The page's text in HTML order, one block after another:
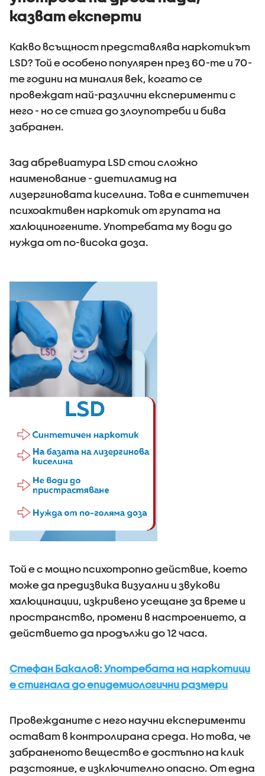
казват експерти
Какво всъщност представлява наркотикът
LSD? Той е особено популярен през 60-те и 70-
те години на миналия век, когато се
провеждат най-различни експерименти с
него - но се стига до злоупотреби и бива
забранен.
Зад абревиатура LSD стои сложно
наименование - диетиламид на
лизергиновата киселина. Това е синтетичен
психоактивен наркотик от групата на
халюциногените. Употребата му води до
нужда от по-висока доза.
Той е с мощно психотропно действие, което
може да предизвика визуални и звукови
халюцинации, изкривено усещане за време и
пространство, промени в настроението, а
действието да продължи до 12 часа.
Стефан Бакалов: Употребата на наркотици
е стигнала до епидемиологични размери
Провежданите с него научни експерименти
остават в контролирана среда. Но това, че
забраненото вещество е достъпно на клик
разстояние, е изключително опасно. От една